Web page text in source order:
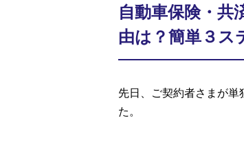
自動車保険・
由は？簡単３ス
先日、ご契約者さまが単
た。